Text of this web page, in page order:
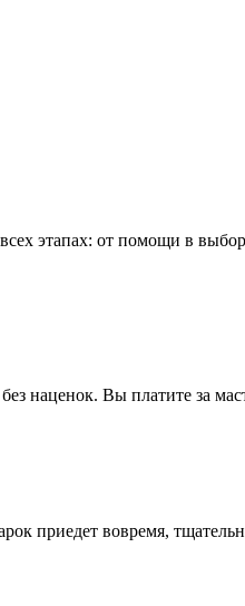
этапах: от помощи в
наценок. Вы платите за
приедет вовремя,